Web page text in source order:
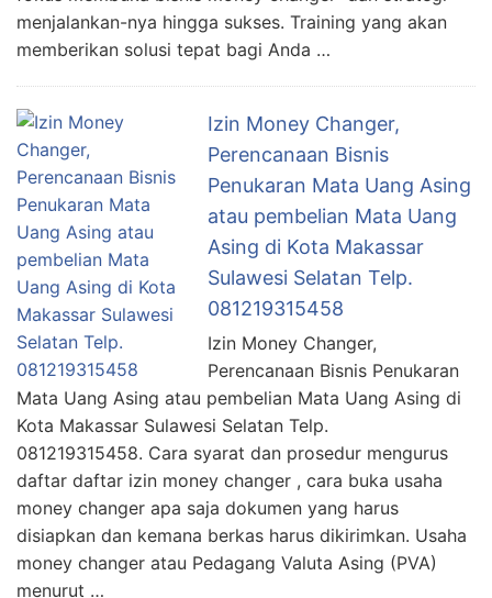
menjalankan-nya hingga sukses. Training yang akan
memberikan solusi tepat bagi Anda …
Izin Money Changer,
Perencanaan Bisnis
Penukaran Mata Uang Asing
atau pembelian Mata Uang
Asing di Kota Makassar
Sulawesi Selatan Telp.
081219315458
Izin Money Changer,
Perencanaan Bisnis Penukaran
Mata Uang Asing atau pembelian Mata Uang Asing di
Kota Makassar Sulawesi Selatan Telp.
081219315458. Cara syarat dan prosedur mengurus
daftar daftar izin money changer , cara buka usaha
money changer apa saja dokumen yang harus
disiapkan dan kemana berkas harus dikirimkan. Usaha
money changer atau Pedagang Valuta Asing (PVA)
menurut …